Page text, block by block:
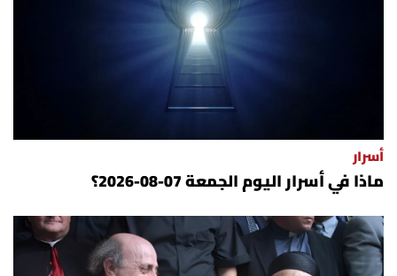
أسرار
ماذا في أسرار اليوم الجمعة 07-08-2026؟